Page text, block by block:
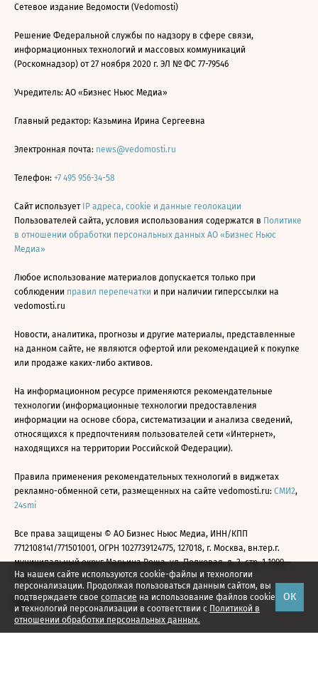
На нашем сайте используются cookie-файлы и технологии
персонализации. Продолжая пользоваться данным сайтом, вы
подтверждаете свое согласие на использование файлов cookie
и технологий персонализации в соответствии с Политикой в
отношении обработки персональных данных.
ОК
Сетевое издание Ведомости (Vedomosti)
Решение Федеральной службы по надзору в сфере связи,
информационных технологий и массовых коммуникаций
(Роскомнадзор) от 27 ноября 2020 г. ЭЛ № ФС 77-79546
Учредитель: АО «Бизнес Ньюс Медиа»
Главный редактор: Казьмина Ирина Сергеевна
Электронная почта: news@vedomosti.ru
Телефон: +7 495 956-34-58
Сайт использует IP адреса, cookie и данные геолокации
Пользователей сайта, условия использования содержатся в Политике
в отношении обработки персональных данных АО «Бизнес Ньюс
Медиа»
Любое использование материалов допускается только при
соблюдении правил перепечатки и при наличии гиперссылки на
vedomosti.ru
Новости, аналитика, прогнозы и другие материалы, представленные
на данном сайте, не являются офертой или рекомендацией к покупке
или продаже каких-либо активов.
На информационном ресурсе применяются рекомендательные
технологии (информационные технологии предоставления
информации на основе сбора, систематизации и анализа сведений,
относящихся к предпочтениям пользователей сети «Интернет»,
находящихся на территории Российской Федерации).
Правила применения рекомендательных технологий в виджетах
рекламно-обменной сети, размещенных на сайте vedomosti.ru: СМИ2,
24smi
Все права защищены © АО Бизнес Ньюс Медиа, ИНН/КПП
7712108141/771501001, ОГРН 1027739124775, 127018, г. Москва, вн.тер.г.
муниципальный округ Марьина Роща, ул. Полковая, д. 3, стр. 1 1999—
2026